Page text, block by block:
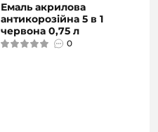
Емаль акрилова
антикорозійна 5 в 1
червона 0,75 л
0